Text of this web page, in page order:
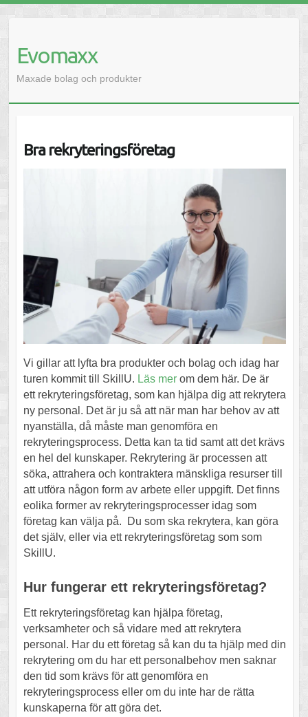
Evomaxx
Maxade bolag och produkter
Bra rekryteringsföretag
Vi gillar att lyfta bra produkter och bolag och idag har
turen kommit till SkillU. Läs merom dem här. De är
ett rekryteringsföretag, som kan hjälpa dig att rekrytera
ny personal. Det är ju så att när man har behov av att
nyanställa, då måste man genomföra en
rekryteringsprocess. Detta kan ta tid samt att det krävs
en hel del kunskaper. Rekrytering är processen att
söka, attrahera och kontraktera mänskliga resurser till
att utföra någon form av arbete eller uppgift. Det finns
eolika former av rekryteringsprocesser idag som
företag kan välja på. Du som ska rekrytera, kan göra
det själv, eller via ett rekryteringsföretag som som
SkillU.
Hur fungerar ett rekryteringsföretag?
Ett rekryteringsföretag kan hjälpa företag,
verksamheter och så vidare med att rekrytera
personal. Har du ett företag så kan du ta hjälp med din
rekrytering om du har ett personalbehov men saknar
den tid som krävs för att genomföra en
rekryteringsprocess eller om du inte har de rätta
kunskaperna för att göra det.